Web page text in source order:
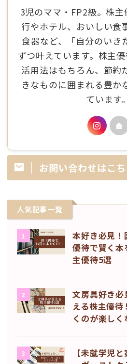
3児のママ・FP2級。株
行やホテル、おいしい食
食器など、「自分のいき
ずつ叶えています。株主
活用法はもちろん、節約
きなものに囲まれる豊か
ています。
お問い合わせはこ
人気記事一覧
1
本好き必見
優待で賢く
主優待5選
2
文房具好き必
える株主優
くのが楽し
3
【未就学児